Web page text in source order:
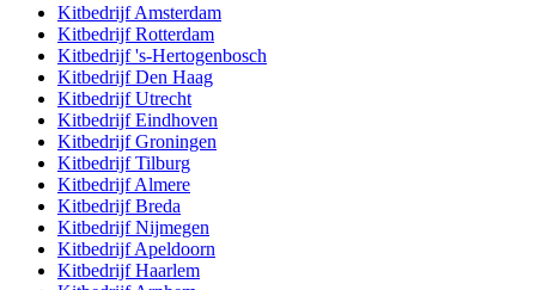
KitbedrijfAmsterdam
KitbedrijfRotterdam
Kitbedrijf's-Hertogenbosch
KitbedrijfDen Haag
KitbedrijfUtrecht
KitbedrijfEindhoven
KitbedrijfGroningen
KitbedrijfTilburg
KitbedrijfAlmere
KitbedrijfBreda
KitbedrijfNijmegen
KitbedrijfApeldoorn
KitbedrijfHaarlem